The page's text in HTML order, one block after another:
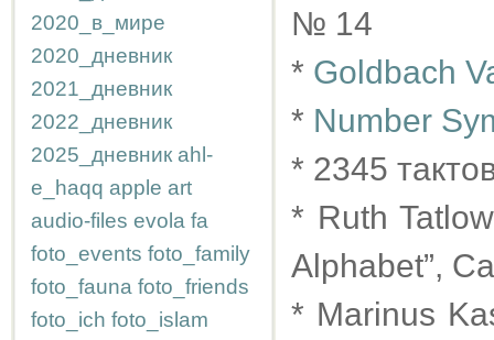
2020_в_мире
2020_дневник
2021_дневник
2022_дневник
2025_дневник ahl-
e_haqq apple art
audio-files evola fa
foto_events foto_family
foto_fauna foto_friends
foto_ich foto_islam
№ 14
* Goldbach
* Number
* 2345
* Ruth
Alphabet”,
* Marinus